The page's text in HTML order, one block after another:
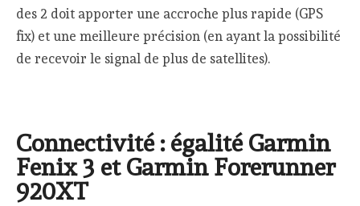
des 2 doit apporter une accroche plus rapide (GPS
fix) et une meilleure précision (en ayant la possibilité
de recevoir le signal de plus de satellites).
Connectivité : égalité Garmin
Fenix 3 et Garmin Forerunner
920XT